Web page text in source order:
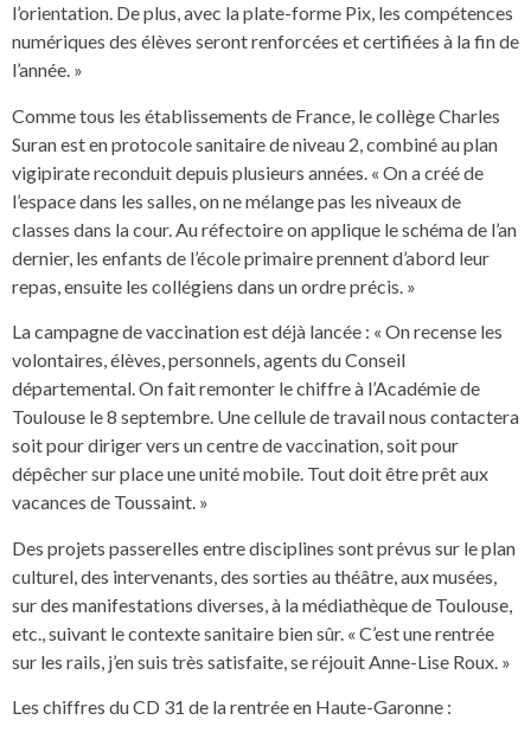
l’orientation. De plus, avec la plate-forme Pix, les compétences
numériques des élèves seront renforcées et certifiées à la fin de
l’année. »
Comme tous les établissements de France, le collège Charles
Suran est en protocole sanitaire de niveau 2, combiné au plan
vigipirate reconduit depuis plusieurs années. « On a créé de
l’espace dans les salles, on ne mélange pas les niveaux de
classes dans la cour. Au réfectoire on applique le schéma de l’an
dernier, les enfants de l’école primaire prennent d’abord leur
repas, ensuite les collégiens dans un ordre précis. »
La campagne de vaccination est déjà lancée : « On recense les
volontaires, élèves, personnels, agents du Conseil
départemental. On fait remonter le chiffre à l’Académie de
Toulouse le 8 septembre. Une cellule de travail nous contactera
soit pour diriger vers un centre de vaccination, soit pour
dépêcher sur place une unité mobile. Tout doit être prêt aux
vacances de Toussaint. »
Des projets passerelles entre disciplines sont prévus sur le plan
culturel, des intervenants, des sorties au théâtre, aux musées,
sur des manifestations diverses, à la médiathèque de Toulouse,
etc., suivant le contexte sanitaire bien sûr. « C’est une rentrée
sur les rails, j’en suis très satisfaite, se réjouit Anne-Lise Roux. »
Les chiffres du CD 31 de la rentrée en Haute-Garonne :